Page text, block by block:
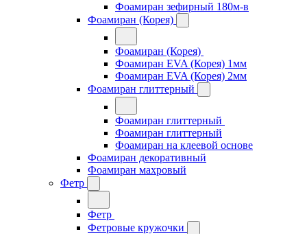
Фоамиран зефирный 180м-в
Фоамиран (Корея)
Фоамиран (Корея)
Фоамиран EVA (Корея) 1мм
Фоамиран EVA (Корея) 2мм
Фоамиран глиттерный
Фоамиран глиттерный
Фоамиран глиттерный
Фоамиран на клеевой основе
Фоамиран декоративный
Фоамиран махровый
Фетр
Фетр
Фетровые кружочки